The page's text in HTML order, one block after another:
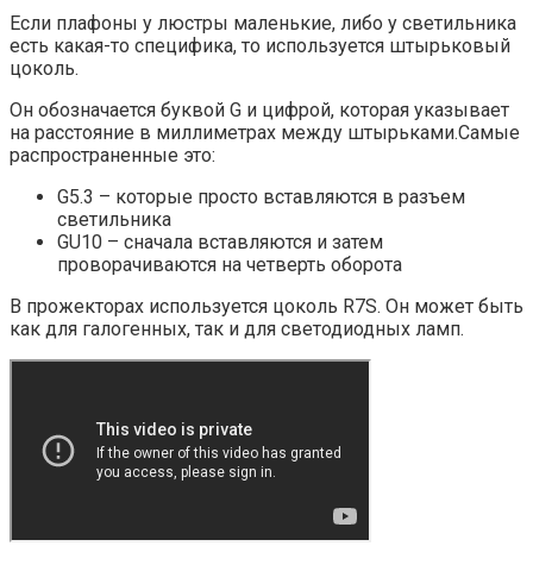
Если плафоны у люстры маленькие, либо у светильника
есть какая-то специфика, то используется штырьковый
цоколь.
Он обозначается буквой G и цифрой, которая указывает
на расстояние в миллиметрах между штырьками.Самые
распространенные это:
G5.3 – которые просто вставляются в разъем
светильника
GU10 – сначала вставляются и затем
проворачиваются на четверть оборота
В прожекторах используется цоколь R7S. Он может быть
как для галогенных, так и для светодиодных ламп.